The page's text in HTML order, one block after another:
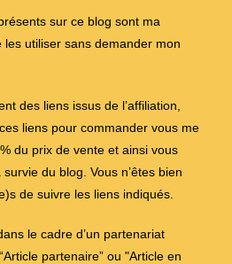
sur ce blog sont ma
utiliser sans demander mon
des liens issus de l’affiliation,
liens pour commander vous me
du prix de vente et ainsi vous
du blog. Vous n’êtes bien
de suivre les liens indiqués.
le cadre d’un partenariat
partenaire” ou "Article en